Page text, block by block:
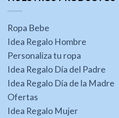
Ropa Bebe
Idea Regalo Hombre
Personaliza tu ropa
Idea Regalo Día del Padre
Idea Regalo Día de la Madre
Ofertas
Idea Regalo Mujer